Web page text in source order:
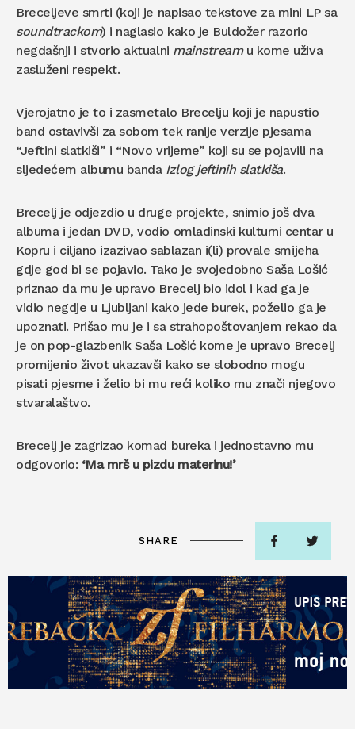
Breceljeve smrti (koji je napisao tekstove za mini LP sa
soundtrackom) i naglasio kako je Buldožer razorio
negdašnji i stvorio aktualni mainstreamu kome uživa
zasluženi respekt.
Vjerojatno je to i zasmetalo Brecelju koji je napustio
band ostavivši za sobom tek ranije verzije pjesama
“Jeftini slatkiši” i “Novo vrijeme” koji su se pojavili na
sljedećem albumu banda Izlog jeftinih slatkiša.
Brecelj je odjezdio u druge projekte, snimio još dva
albuma i jedan DVD, vodio omladinski kulturni centar u
Kopru i ciljano izazivao sablazan i(li) provale smijeha
gdje god bi se pojavio. Tako je svojedobno Saša Lošić
priznao da mu je upravo Brecelj bio idol i kad ga je
vidio negdje u Ljubljani kako jede burek, poželio ga je
upoznati. Prišao mu je i sa strahopoštovanjem rekao da
je on pop-glazbenik Saša Lošić kome je upravo Brecelj
promijenio život ukazavši kako se slobodno mogu
pisati pjesme i želio bi mu reći koliko mu znači njegovo
stvaralaštvo.
Brecelj je zagrizao komad bureka i jednostavno mu
odgovorio: ‘Ma mrš u pizdu materinu!’
SHARE